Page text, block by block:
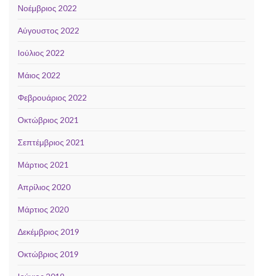
Νοέμβριος 2022
Αύγουστος 2022
Ιούλιος 2022
Μάιος 2022
Φεβρουάριος 2022
Οκτώβριος 2021
Σεπτέμβριος 2021
Μάρτιος 2021
Απρίλιος 2020
Μάρτιος 2020
Δεκέμβριος 2019
Οκτώβριος 2019